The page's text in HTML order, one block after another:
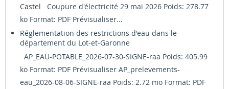
Castel Coupure d'électricité 29 mai 2026 Poids: 278.77
ko Format: PDF Prévisualiser...
Réglementation des restrictions d'eau dans le
département du Lot-et-Garonne
AP_EAU-POTABLE_2026-07-30-SIGNE-raa Poids: 405.99
ko Format: PDF Prévisualiser AP_prelevements-
eau_2026-08-06-SIGNE-raa Poids: 2.72 mo Format: PDF